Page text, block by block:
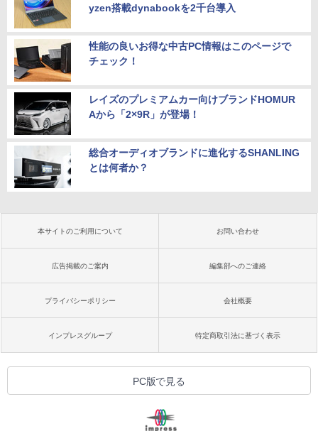
yzen搭載dynabookを2千台導入
性能の良いお得な中古PC情報はこのページで
チェック！
レイズのプレミアムカー向けブランドHOMUR
Aから「2×9R」が登場！
総合オーディオブランドに進化するSHANLING
とは何者か？
本サイトのご利用について お問い合わせ
広告掲載のご案内 編集部へのご連絡
プライバシーポリシー 会社概要
インプレスグループ 特定商取引法に基づく表示
PC版で見る